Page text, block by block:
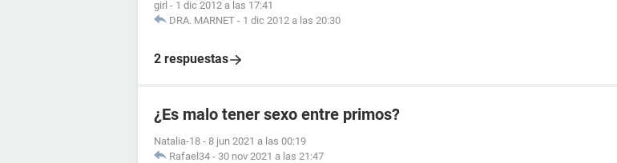
girl - 1 dic 2012 a las 17:41
DRA. MARNET - 1 dic 2012 a las 20:30
2 respuestas
¿Es malo tener sexo entre primos?
Natalia-18 - 8 jun 2021 a las 00:19
Rafael34 - 30 nov 2021 a las 21:47